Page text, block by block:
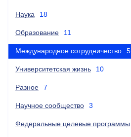
Наука 18
Образование 11
Международное сотрудничество 5
Университетская жизнь 10
Разное 7
Научное сообщество 3
Федеральные целевые программы